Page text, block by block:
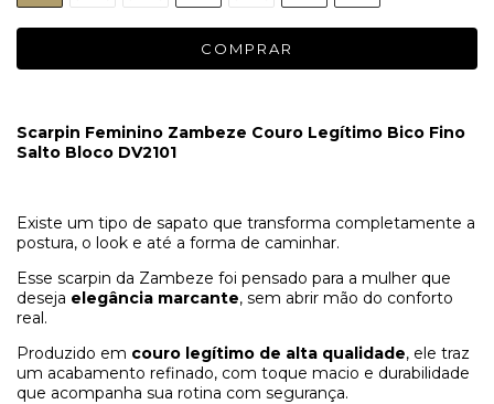
Scarpin Feminino Zambeze Couro Legítimo Bico Fino
Salto Bloco DV2101
Existe um tipo de sapato que transforma completamente a
postura, o look e até a forma de caminhar.
Esse scarpin da Zambeze foi pensado para a mulher que
deseja elegância marcante, sem abrir mão do conforto
real.
Produzido em couro legítimo de alta qualidade, ele traz
um acabamento refinado, com toque macio e durabilidade
que acompanha sua rotina com segurança.